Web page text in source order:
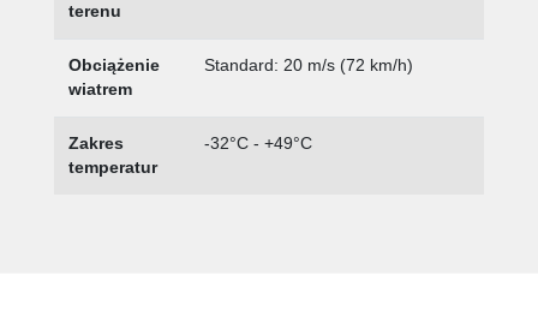
terenu
Obciążenie
wiatrem
Standard: 20 m/s (72 km/h)
Zakres
temperatur
-32°C - +49°C